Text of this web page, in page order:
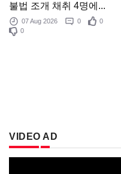
불법 조개 채취 4명에...
07 Aug 2026 0
0
0
VIDEO AD